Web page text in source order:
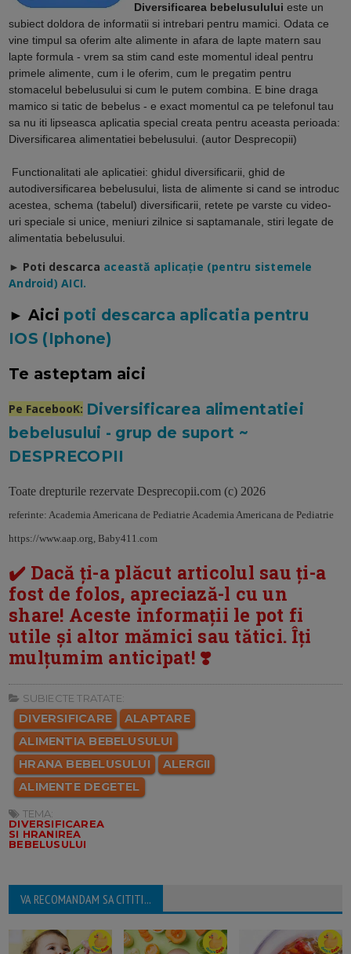
Diversificarea bebelusululuieste un
subiect doldora de informatii si intrebari pentru mamici. Odata ce
vine timpul sa oferim alte alimente in afara de lapte matern sau
lapte formula - vrem sa stim cand este momentul ideal pentru
primele alimente, cum i le oferim, cum le pregatim pentru
stomacelul bebelusului si cum le putem combina. E bine draga
mamico si tatic de bebelus - e exact momentul ca pe telefonul tau
sa nu iti lipseasca aplicatia special creata pentru aceasta perioada:
Diversificarea alimentatiei bebelusului. (autor Desprecopii)
Functionalitati ale aplicatiei: ghidul diversificarii, ghid de
autodiversificarea bebelusului, lista de alimente si cand se introduc
acestea, schema (tabelul) diversificarii, retete pe varste cu video-
uri speciale si unice, meniuri zilnice si saptamanale, stiri legate de
alimentatia bebelusului.
► Poti descarca această aplicație (pentru sistemele
Android) AICI.
► Aici poti descarca aplicatia pentru
IOS (Iphone)
Te asteptam aici
Pe FacebooK: Diversificarea alimentatiei
bebelusului - grup de suport ~
DESPRECOPII
Toate drepturile rezervate Desprecopii.com (c) 2026
referinte: Academia Americana de Pediatrie Academia Americana de Pediatrie
https://www.aap.org, Baby411.com
✔️ Dacă ți-a plăcut articolul sau ți-a
fost de folos, apreciază-l cu un
share! Aceste informații le pot fi
utile și altor mămici sau tătici. Îți
mulțumim anticipat! ❣️
SUBIECTE TRATATE:
DIVERSIFICARE
ALAPTARE
ALIMENTIA BEBELUSULUI
HRANA BEBELUSULUI
ALERGII
ALIMENTE DEGETEL
TEMA:
DIVERSIFICAREA
SI HRANIREA
BEBELUSULUI
VA RECOMANDAM SA CITITI...